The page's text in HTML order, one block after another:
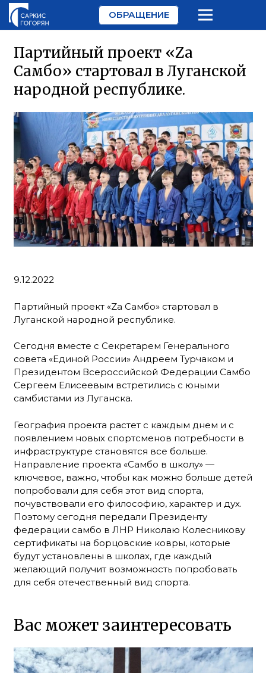
ОБРАЩЕНИЕ
Партийный проект «Zа
Самбо» стартовал в Луганской
народной республике.
9.12.2022
Партийный проект «Zа Самбо» стартовал в
Луганской народной республике.
Сегодня вместе с Секретарем Генерального
совета «Единой России» Андреем Турчаком и
Президентом Всероссийской Федерации Самбо
Сергеем Елисеевым встретились с юными
самбистами из Луганска.
География проекта растет с каждым днем и с
появлением новых спортсменов потребности в
инфраструктуре становятся все больше.
Направление проекта «Самбо в школу» —
ключевое, важно, чтобы как можно больше детей
попробовали для себя этот вид спорта,
почувствовали его философию, характер и дух.
Поэтому сегодня передали Президенту
федерации самбо в ЛНР Николаю Колесникову
сертификаты на борцовские ковры, которые
будут установлены в школах, где каждый
желающий получит возможность попробовать
для себя отечественный вид спорта.
Вас может заинтересовать